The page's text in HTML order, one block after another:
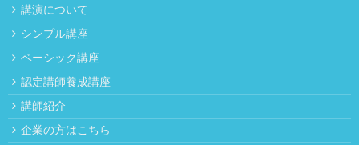
講演について
シンプル講座
ベーシック講座
認定講師養成講座
講師紹介
企業の方はこちら